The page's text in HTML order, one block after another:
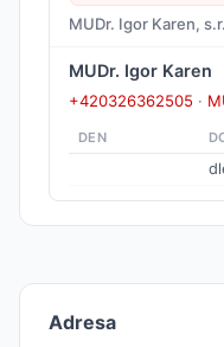
MUDr. Igor Karen,
MUDr. Igor Karen
+420326362505 ·
DEN
Adresa